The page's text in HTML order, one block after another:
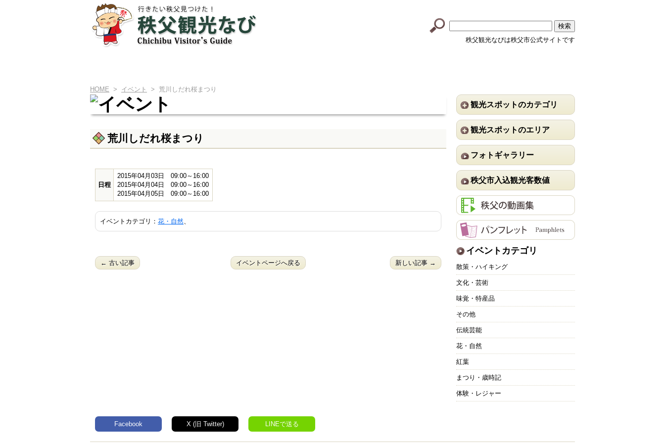
秩父観光なびは秩父市公式サイトです
HOME > イベント > 荒川しだれ桜まつり
荒川しだれ桜まつり
日程
2015年04月03日 09:00～16:00
2015年04月04日 09:00～16:00
2015年04月05日 09:00～16:00
イベントカテゴリ： 花・自然、
← 古い記事 イベントページへ戻る 新しい記事 →
観光スポットのカテゴリ
観光スポットのエリア
フォトギャラリー
秩父市入込観光客数値
イベントカテゴリ
散策・ハイキング
文化・芸術
味覚・特産品
その他
伝統芸能
花・自然
紅葉
まつり・歳時記
体験・レジャー
Facebook X (旧 Twitter) LINEで送る